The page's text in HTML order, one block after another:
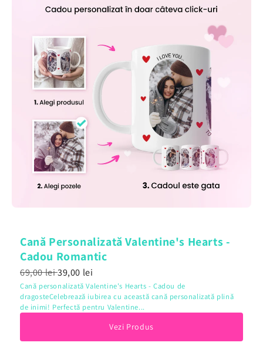
Cană Personalizată Valentine's Hearts -
Cadou Romantic
69,00 lei39,00 lei
Cană personalizată Valentine's Hearts - Cadou de
dragosteCelebrează iubirea cu această cană personalizată plină
de inimi! Perfectă pentru Valentine...
Vezi Produs